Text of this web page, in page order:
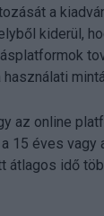
a
kiderül,
az online
15 éves
idő